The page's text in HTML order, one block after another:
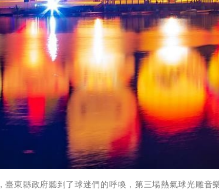
東縣政府聽到了球迷們的呼喚，第三場熱氣球光雕音